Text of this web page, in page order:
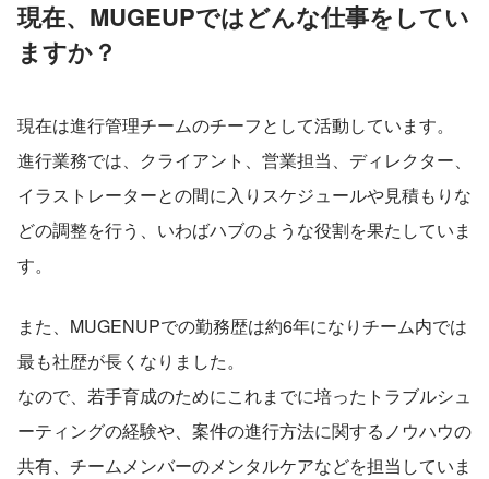
現在、MUGEUPではどんな仕事をしてい
ますか？
現在は進行管理チームのチーフとして活動しています。
進行業務では、クライアント、営業担当、ディレクター、
イラストレーターとの間に入りスケジュールや見積もりな
どの調整を行う、いわばハブのような役割を果たしていま
す。
また、MUGENUPでの勤務歴は約6年になりチーム内では
最も社歴が長くなりました。
なので、若手育成のためにこれまでに培ったトラブルシュ
ーティングの経験や、案件の進行方法に関するノウハウの
共有、チームメンバーのメンタルケアなどを担当していま